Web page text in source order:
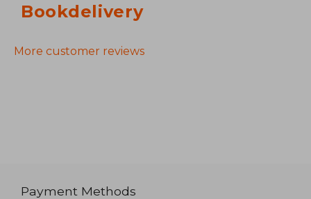
Bookdelivery
More customer reviews
Payment Methods